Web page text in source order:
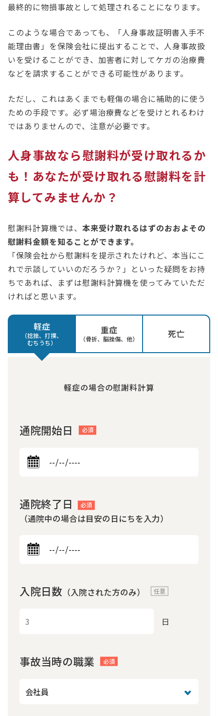
最終的に物損事故として処理されることになります。
このような場合であっても、「人身事故証明書入手不
能理由書」を保険会社に提出することで、人身事故扱
いを受けることができ、加害者に対してケガの治療費
などを請求することができる可能性があります。
ただし、これはあくまでも軽傷の場合に補助的に使う
ための手段です。必ず場治療費などを受けとれるわけ
ではありませんので、注意が必要です。
人身事故なら慰謝料が受け取れるか
も！あなたが受け取れる慰謝料を計
算してみませんか？
慰謝料計算機では、 本来受け取れるはずのおおよその
慰謝料金額を知ることができます。
「保険会社から慰謝料を提示されたけれど、本当にこ
れで示談していいのだろうか？」といった疑問をお持
ちであれば、まずは慰謝料計算機を使ってみていただ
ければと思います。
軽症
（捻挫、打撲、
むちうち）
重症
（骨折、脳挫傷、他）
軽症の場合の慰謝料計算
通院開始日
通院終了日
（通院中の場合は目安の日にちを入力）
入院日数 （入院された方のみ）
日
事故当時の職業
死亡